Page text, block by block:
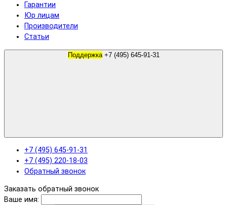
Гарантии
Юр лицам
Производители
Статьи
Поддержка
+7 (495) 645-91-31
+7 (495) 220-18-03
Обратный звонок
Заказать обратный звонок
Ваше имя: